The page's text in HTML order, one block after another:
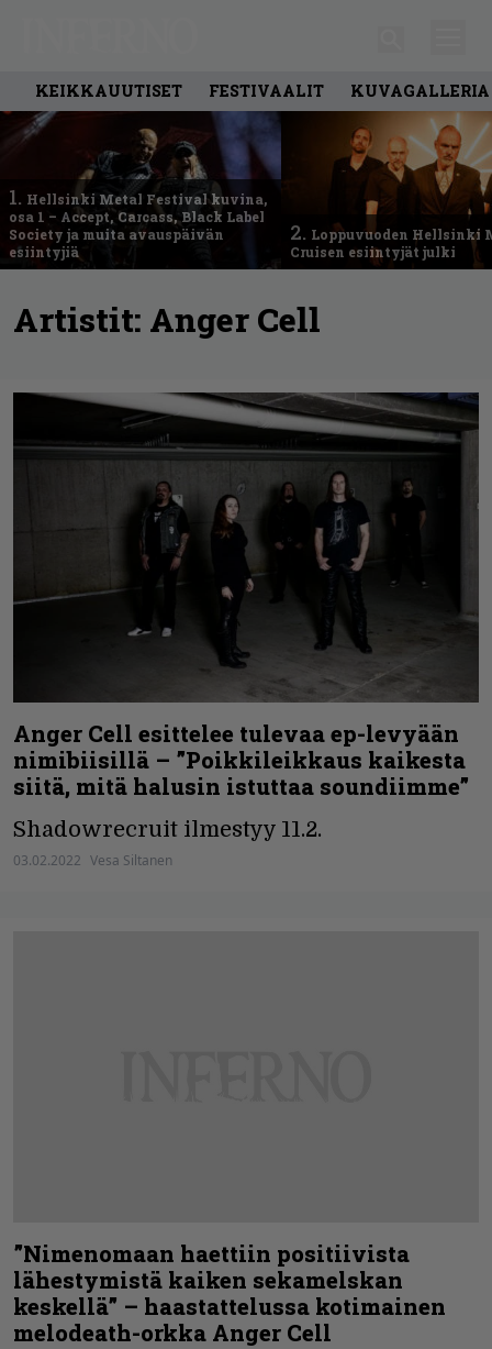
KEIKKAUUTISET FESTIVAALIT KUVAGALLERIA
1. Hellsinki Metal Festival kuvina,
osa 1 – Accept, Carcass, Black Label
Society ja muita avauspäivän
esiintyjiä
2. Loppuvuoden Hellsinki
Cruisen esiintyjät julki
Artistit: Anger Cell
Anger Cell esittelee tulevaa ep-levyään
nimibiisillä – ”Poikkileikkaus kaikesta
siitä, mitä halusin istuttaa soundiimme”
Shadowrecruit ilmestyy 11.2.
03.02.2022 Vesa Siltanen
”Nimenomaan haettiin positiivista
lähestymistä kaiken sekamelskan
keskellä” – haastattelussa kotimainen
melodeath-orkka Anger Cell